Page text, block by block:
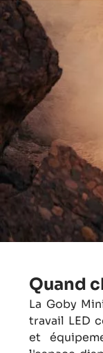
Quand
La Goby
travail LED
et